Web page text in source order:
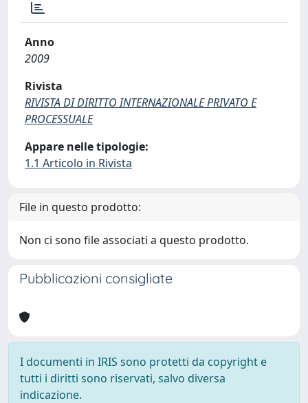
Anno
2009
Rivista
RIVISTA DI DIRITTO INTERNAZIONALE PRIVATO E
PROCESSUALE
Appare nelle tipologie:
1.1 Articolo in Rivista
File in questo prodotto:
Non ci sono file associati a questo prodotto.
Pubblicazioni consigliate
I documenti in IRIS sono protetti da copyright e
tutti i diritti sono riservati, salvo diversa
indicazione.